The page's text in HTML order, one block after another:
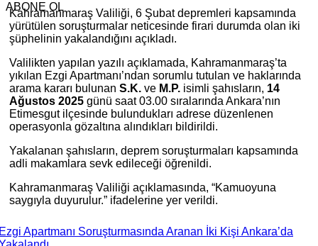
ABONE OL
Kahramanmaraş Valiliği, 6 Şubat depremleri kapsamında
yürütülen soruşturmalar neticesinde firari durumda olan iki
şüphelinin yakalandığını açıkladı.
Valilikten yapılan yazılı açıklamada, Kahramanmaraş’ta
yıkılan Ezgi Apartmanı’ndan sorumlu tutulan ve haklarında
arama kararı bulunan S.K. ve M.P. isimli şahısların, 14
Ağustos 2025 günü saat 03.00 sıralarında Ankara’nın
Etimesgut ilçesinde bulundukları adrese düzenlenen
operasyonla gözaltına alındıkları bildirildi.
Yakalanan şahısların, deprem soruşturmaları kapsamında
adli makamlara sevk edileceği öğrenildi.
Kahramanmaraş Valiliği açıklamasında, “Kamuoyuna
saygıyla duyurulur.” ifadelerine yer verildi.
Apartmanı Soruşturmasında Aranan İki Kişi Ankara’da